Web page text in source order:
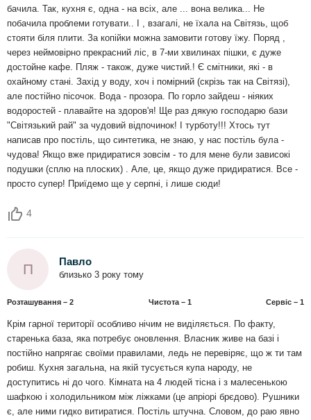
бачила. Так, кухня є, одна - на всіх, але ... вона велика... Не
побачила проблеми готувати.. І , взагалі, не їхала на Світязь, щоб
стояти біля плити. За копійки можна замовити готову їжу. Поряд ,
через неймовірно прекрасний ліс, в 7-ми хвилинах пішки, є дуже
достойне кафе. Пляж - також, дуже чистий.! Є смітники, які - в
охайному стані. Захід у воду, хоч і помірний (скрізь так на Світязі),
але постійно пісочок. Вода - прозора. По горло зайдеш - ніяких
водоростей - плавайте на здоров'я! Ще раз дякую господарю бази
"Світязький рай" за чудовий відпочинок! І турботу!!! Хтось тут
написав про постіль, що синтетика, не знаю, у нас постіль була -
чудова! Якщо вже придиратися зовсім - то для мене були зависокі
подушки (сплю на плоских) . Але, це, якщо дуже придиратися. Все -
просто супер! Приїдемо ще у серпні, і лише сюди!
4
П Павло
близько 3 року тому
Розташування – 2 Чистота – 1 Сервіс – 1
Крім гарної території особливо нічим не виділяється. По факту,
старенька база, яка потребує оновлення. Власник живе на базі і
постійно напрягає своїми правилами, ледь не перевіряє, що ж ти там
робиш. Кухня загальна, на якій тусується купа народу, не
доступитись ні до чого. Кімната на 4 людей тісна і з малесенькою
шафкою і холодильником між ліжками (це апріорі брєдово). Рушники
є, але ними гидко витиратися. Постіль штучна. Словом, до раю явно